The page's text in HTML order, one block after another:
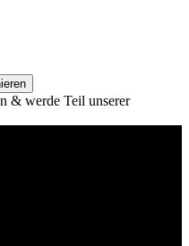
& werde Teil unserer